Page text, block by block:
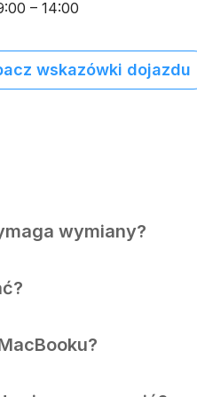
– 14:00
wskazówki dojazdu
wymiany?